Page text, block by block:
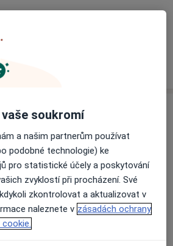
nepřidával žádné informace o
lékaře
35701
Přiblížit mapuse otevře v nové záložce
kalendář není aktivní
soukromí
a našim partnerům používat
podobné technologie) ke
pro statistické účely a poskytování
zvyklostí při procházení. Své
zkontrolovat a aktualizovat v
naleznete v zásadách ochrany